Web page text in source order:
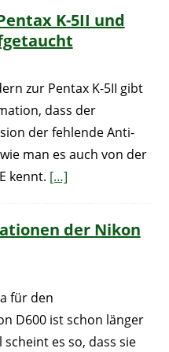
K-5II und
zur Pentax K-5II gibt
dass der
der fehlende Anti-
man es auch von der
kennt. […]
der Nikon
für den
D600 ist schon länger
es so, dass sie